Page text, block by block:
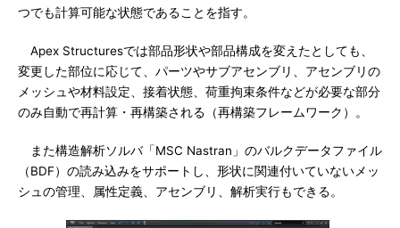
つでも計算可能な状態であることを指す。
Apex Structuresでは部品形状や部品構成を変えたとしても、
変更した部位に応じて、パーツやサブアセンブリ、アセンブリの
メッシュや材料設定、接着状態、荷重拘束条件などが必要な部分
のみ自動で再計算・再構築される（再構築フレームワーク）。
また構造解析ソルバ「MSC Nastran」のバルクデータファイル
（BDF）の読み込みをサポートし、形状に関連付いていないメッ
シュの管理、属性定義、アセンブリ、解析実行もできる。